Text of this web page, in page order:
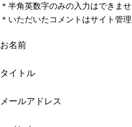
＊半角英数字のみの入力はできませ
＊いただいたコメントはサイト管
お名前
タイトル
メールアドレス